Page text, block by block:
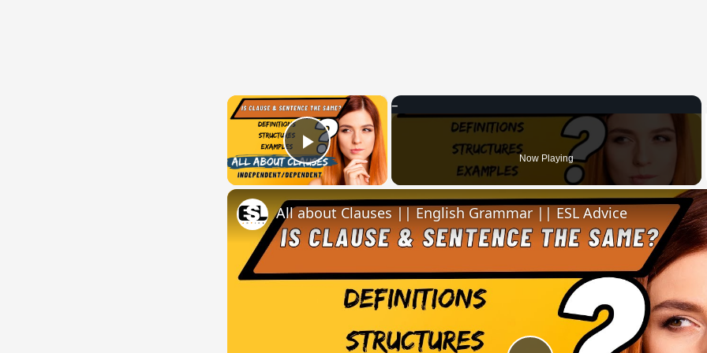
×
Play Video Now Playing
All about Clauses || English Grammar || ESL Advice